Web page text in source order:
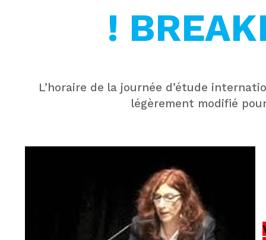
!
L’horaire de la journée d’étude
légèrement modifié